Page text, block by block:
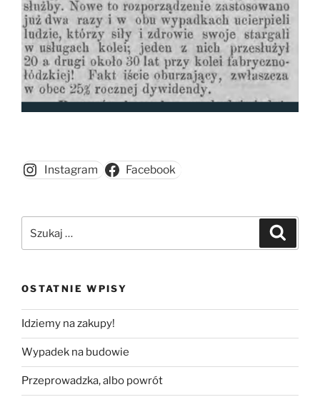
Instagram Facebook
OSTATNIE WPISY
Idziemy na zakupy!
Wypadek na budowie
Przeprowadzka, albo powrót